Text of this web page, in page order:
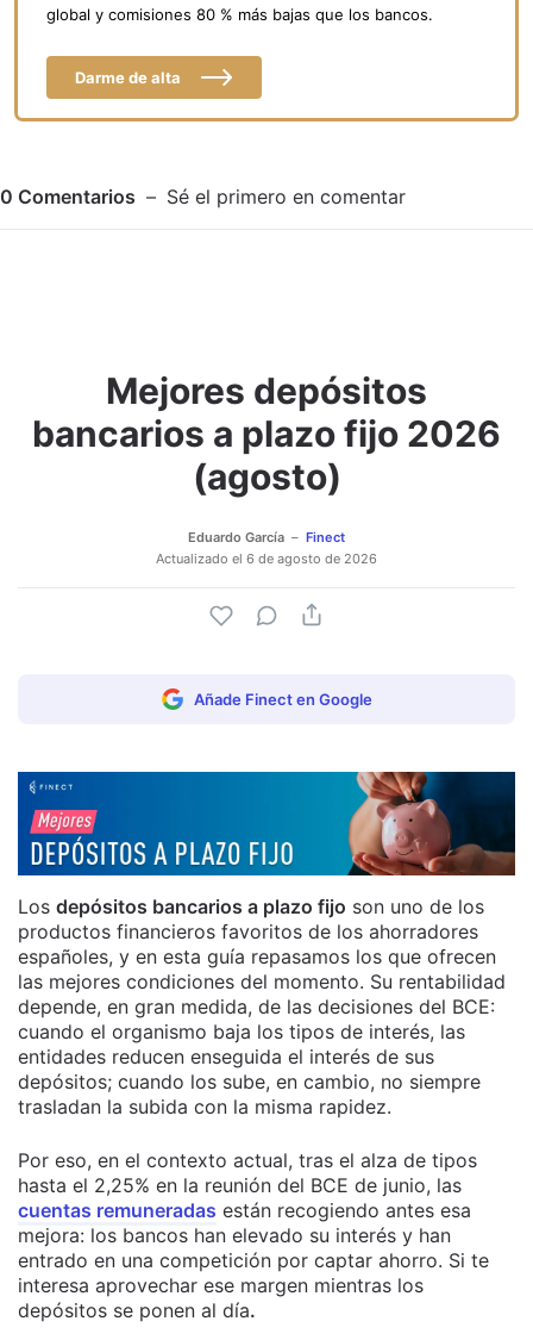
global y comisiones 80 % más bajas que los bancos.
Darme de alta
0 Comentarios Sé el primero en comentar
Adjuntar imagen
Mejores depósitos
bancarios a plazo fijo 2026
(agosto)
Eduardo García
Finect
Actualizado el 6 de agosto de 2026
Añade Finect en Google
Los depósitos bancarios a plazo fijo son uno de los
productos financieros favoritos de los ahorradores
españoles, y en esta guía repasamos los que ofrecen
las mejores condiciones del momento. Su rentabilidad
depende, en gran medida, de las decisiones del BCE:
cuando el organismo baja los tipos de interés, las
entidades reducen enseguida el interés de sus
depósitos; cuando los sube, en cambio, no siempre
trasladan la subida con la misma rapidez.
Por eso, en el contexto actual, tras el alza de tipos
hasta el 2,25% en la reunión del BCE de junio, las
cuentas remuneradas están recogiendo antes esa
mejora: los bancos han elevado su interés y han
entrado en una competición por captar ahorro. Si te
interesa aprovechar ese margen mientras los
depósitos se ponen al día.